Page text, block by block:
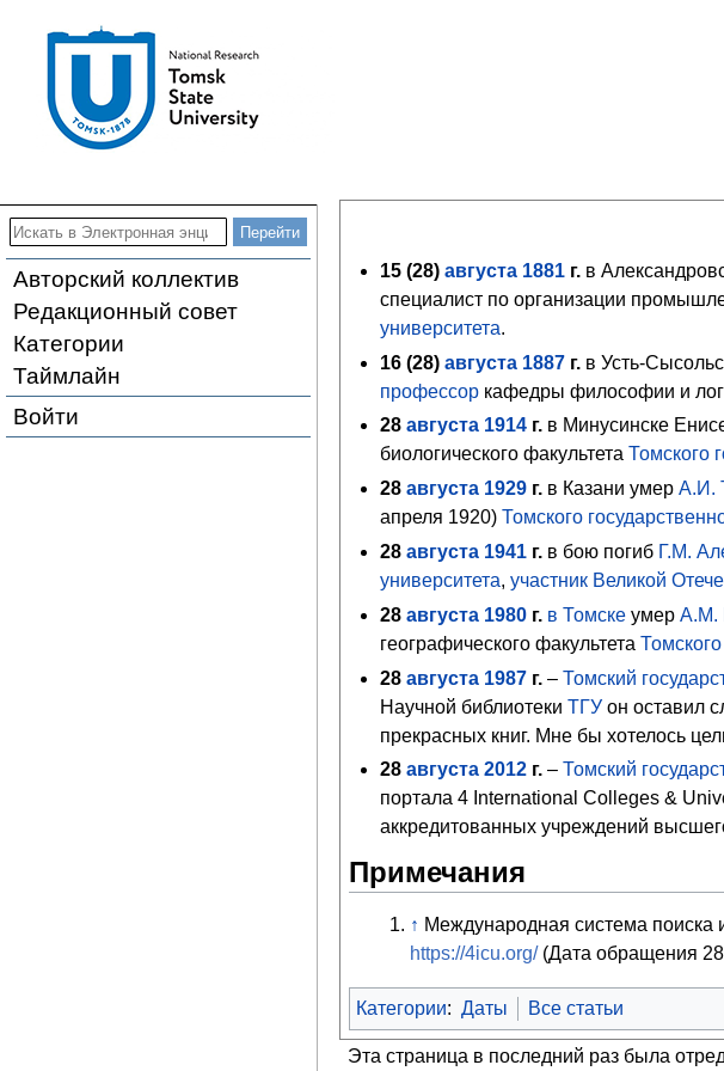
Авторский коллектив
Редакционный совет
Категории
Таймлайн
Войти
15 (28) августа 1881г.в
специалист по организации
университета.
16 (28) августа 1887г.в Усть-
профессоркафедры философии и
28 августа 1914г.в Минусинске
биологического факультета Томского
28 августа 1929г.в Казани умер А.И.
апреля 1920) Томского
28 августа 1941г.в бою погиб Г.М.
университета, участник Великой
28 августа 1980г. в Томскеумер А.М.
географического факультета
28 августа 1987г.– Томский
Научной библиотеки ТГУон оставил
прекрасных книг. Мне бы хотелось
28 августа 2012г.– Томский
портала 4 International Colleges &
аккредитованных учреждений
Примечания
↑ Международная система
https://4icu.org/(Дата обращения
Категории: Даты Все статьи
Эта страница в последний раз была